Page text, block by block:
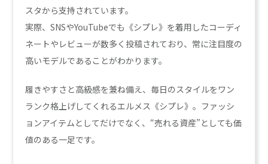
スタから支持されています。
実際、SNSやYouTubeでも《シプレ》を着用したコーディ
ネートやレビューが数多く投稿されており、常に注目度の
高いモデルであることがわかります。
履きやすさと高級感を兼ね備え、毎日のスタイルをワン
ランク格上げしてくれるエルメス《シプレ》。ファッシ
ョンアイテムとしてだけでなく、“売れる資産”としても価
値のある一足です。